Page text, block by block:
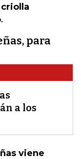
.
para
a los
viene